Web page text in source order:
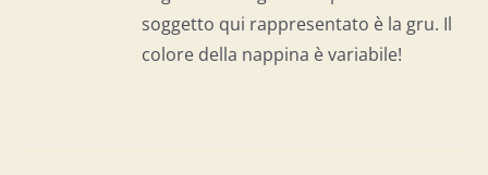
soggetto qui rappresentato è la gru. Il
colore della nappina è variabile!